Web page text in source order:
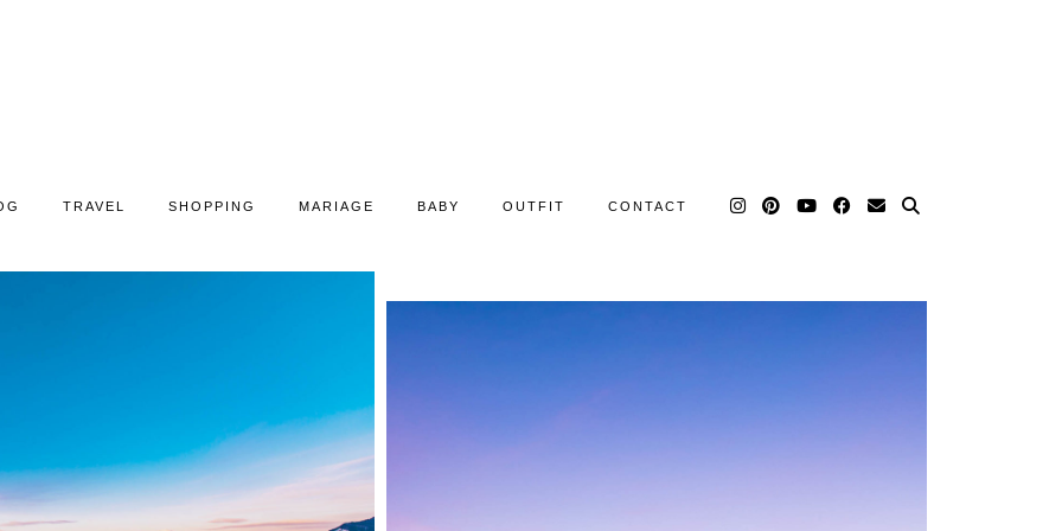
TRAVEL SHOPPING MARIAGE BABY OUTFIT CONTACT